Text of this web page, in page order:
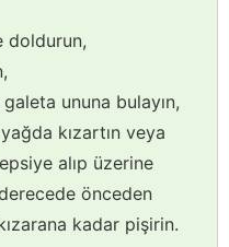
doldurun,
ununa bulayın,
yağda kızartın veya
alıp üzerine
önceden
kızarana kadar pişirin.